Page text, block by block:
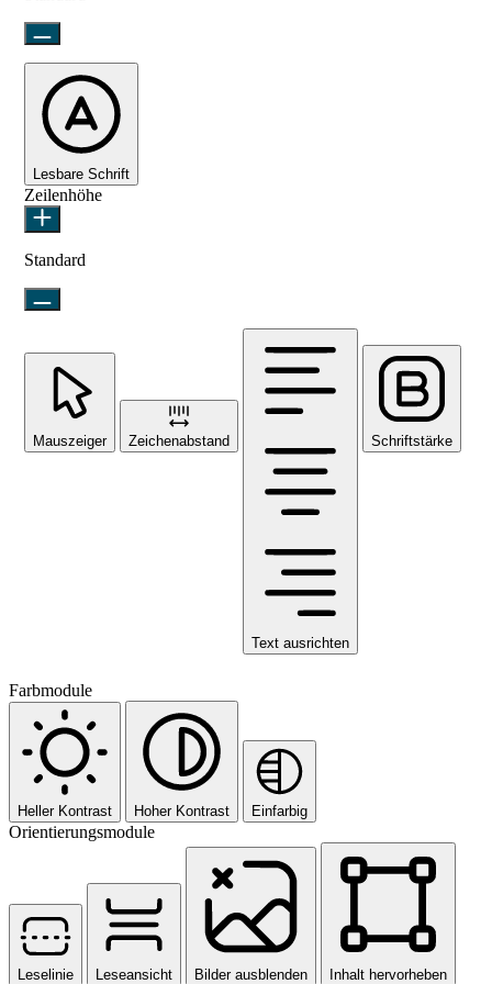
Lesbare Schrift
Zeilenhöhe
Standard
Mauszeiger Zeichenabstand
Text ausrichten
Schriftstärke
Farbmodule
Heller Kontrast Hoher Kontrast Einfarbig
Orientierungsmodule
Leselinie Leseansicht Bilder ausblenden Inhalt hervorheben